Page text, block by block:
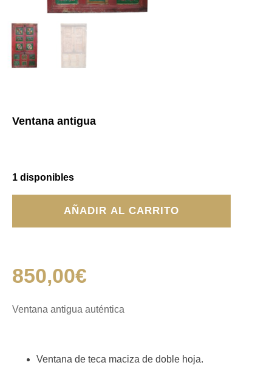
Ventana antigua
1 disponibles
cantidad
AÑADIR AL CARRITO
850,00€
Ventana antigua auténtica
Ventana de teca maciza de doble hoja.